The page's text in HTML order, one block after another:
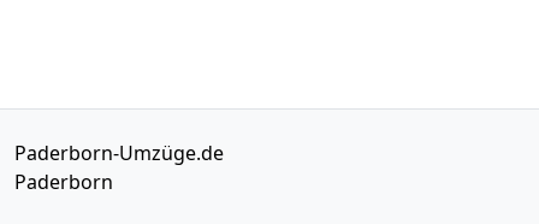
Paderborn-Umzüge.de
Paderborn